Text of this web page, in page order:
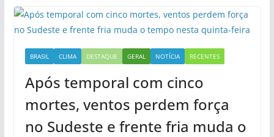
BRASIL CLIMA DESTAQUE GERAL NOTÍCIA RECENTES
Após temporal com cinco
mortes, ventos perdem força
no Sudeste e frente fria muda o